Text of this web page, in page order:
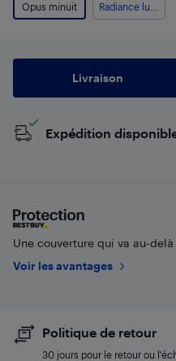
Opus minuit
Livraison
Expédition
Une couverture qui va au-
Voir les avantages
Politique de retour
30 jours pour le retour ou